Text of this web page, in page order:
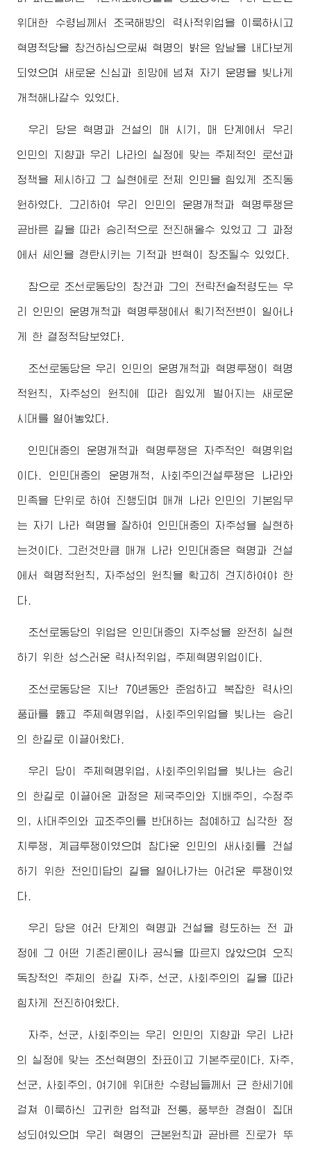
위대한 수령님 께서 조국해방의 력사적위업을 이룩하시고
혁명적당을 창건하심으로써 혁명의 밝은 앞날을 내다보게
되였으며 새로운 신심과 희망에 넘쳐 자기 운명을 빛나게
개척해나갈수 있었다.
우리 당은 혁명과 건설의 매 시기, 매 단계에서 우리
인민의 지향과 우리 나라의 실정에 맞는 주체적인 로선과
정책을 제시하고 그 실현에로 전체 인민을 힘있게 조직동
원하였다. 그리하여 우리 인민의 운명개척과 혁명투쟁은
곧바른 길을 따라 승리적으로 전진해올수 있었고 그 과정
에서 세인을 경탄시키는 기적과 변혁이 창조될수 있었다.
참으로 조선로동당의 창건과 그의 전략전술적령도는 우
리 인민의 운명개척과 혁명투쟁에서 획기적전변이 일어나
게 한 결정적담보였다.
조선로동당은 우리 인민의 운명개척과 혁명투쟁이 혁명
적원칙, 자주성의 원칙에 따라 힘있게 벌어지는 새로운
시대를 열어놓았다.
인민대중의 운명개척과 혁명투쟁은 자주적인 혁명위업
이다. 인민대중의 운명개척, 사회주의건설투쟁은 나라와
민족을 단위로 하여 진행되며 매개 나라 인민의 기본임무
는 자기 나라 혁명을 잘하여 인민대중의 자주성을 실현하
는것이다. 그런것만큼 매개 나라 인민대중은 혁명과 건설
에서 혁명적원칙, 자주성의 원칙을 확고히 견지하여야 한
다.
조선로동당의 위업은 인민대중의 자주성을 완전히 실현
하기 위한 성스러운 력사적위업, 주체혁명위업이다.
조선로동당은 지난 70년동안 준엄하고 복잡한 력사의
풍파를 뚫고 주체혁명위업, 사회주의위업을 빛나는 승리
의 한길로 이끌어왔다.
우리 당이 주체혁명위업, 사회주의위업을 빛나는 승리
의 한길로 이끌어온 과정은 제국주의와 지배주의, 수정주
의, 사대주의와 교조주의를 반대하는 첨예하고 심각한 정
치투쟁, 계급투쟁이였으며 참다운 인민의 새사회를 건설
하기 위한 전인미답의 길을 열어나가는 어려운 투쟁이였
다.
우리 당은 여러 단계의 혁명과 건설을 령도하는 전 과
정에 그 어떤 기존리론이나 공식을 따르지 않았으며 오직
독창적인 주체의 한길 자주, 선군, 사회주의의 길을 따라
힘차게 전진하여왔다.
자주, 선군, 사회주의는 우리 인민의 지향과 우리 나라
의 실정에 맞는 조선혁명의 좌표이고 기본주로이다. 자주,
선군, 사회주의, 여기에 위대한 수령님 들께서 근 한세기에
걸쳐 이룩하신 고귀한 업적과 전통, 풍부한 경험이 집대
성되여있으며 우리 혁명의 근본원칙과 곧바른 진로가 뚜